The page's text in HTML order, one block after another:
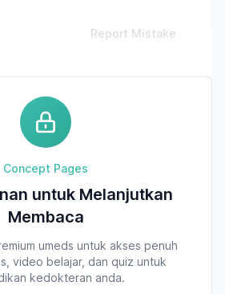
Report Mistake
Concept Pages
untuk Melanjutkan
Membaca
umeds untuk akses penuh
video belajar, dan quiz untuk
kedokteran anda.